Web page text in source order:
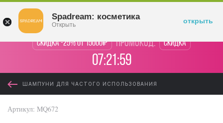
Скидка -25% от 15000₽ промокод: Скидка
07:21:59
ШАМПУНИ ДЛЯ ЧАСТОГО ИСПОЛЬЗОВАНИЯ
Артикул: MQ672
Spadream: косметика
Открыть открыть